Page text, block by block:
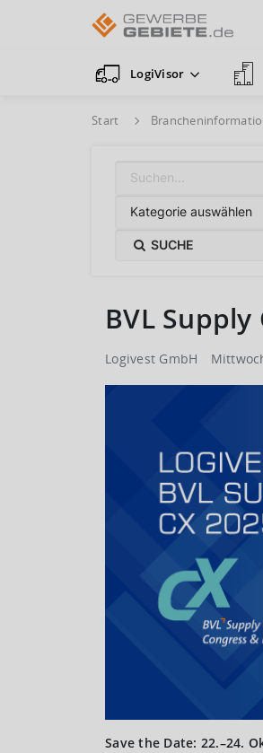
LogiVisor
Start
SUCHE
BVL Supply
Logivest GmbH
Save the Date: 22.–24.